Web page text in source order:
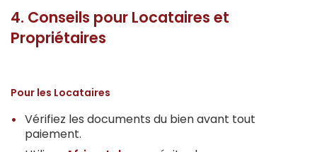
4. Conseils pour Locataires et
Propriétaires
Pour les Locataires
Vérifiez les documents du bien avant tout
paiement.